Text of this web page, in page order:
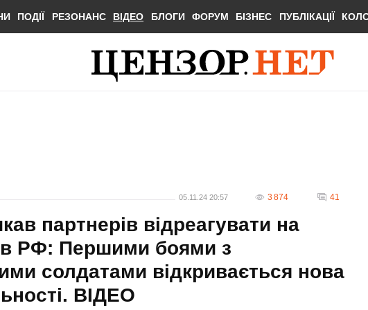
ПОДІЇ РЕЗОНАНС ВІДЕО БЛОГИ ФОРУМ БІЗНЕС ПУБЛІКАЦІЇ
05.11.24 20:57 3 874 41
партнерів відреагувати на
в РФ: Першими боями з
солдатами відкривається нова
ВIДЕО